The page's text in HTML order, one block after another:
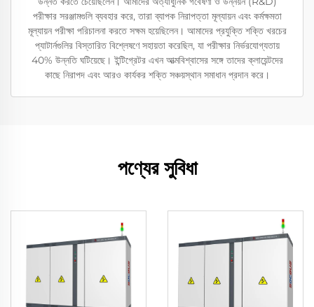
পরীক্ষার সরঞ্জামগুলি ব্যবহার করে, তারা ব্যাপক নিরাপত্তা মূল্যায়ন এবং কর্মক্ষমতা
মূল্যায়ন পরীক্ষা পরিচালনা করতে সক্ষম হয়েছিলেন। আমাদের প্রযুক্তি শক্তি খরচের
প্যাটার্নগুলির বিস্তারিত বিশ্লেষণে সহায়তা করেছিল, যা পরীক্ষার নির্ভরযোগ্যতায়
40% উন্নতি ঘটিয়েছে। ইন্টিগ্রেটর এখন আত্মবিশ্বাসের সঙ্গে তাদের ক্লায়েন্টদের
কাছে নিরাপদ এবং আরও কার্যকর শক্তি সঞ্চয়স্থান সমাধান প্রদান করে।
পণ্যের সুবিধা